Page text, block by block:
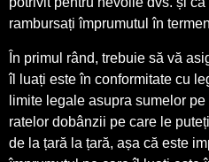
rambursați împrumutul în
În primul rând, trebuie să vă
îl luați este în conformitate cu
limite legale asupra sumelor
ratelor dobânzii pe care le
de la țară la țară, așa că este